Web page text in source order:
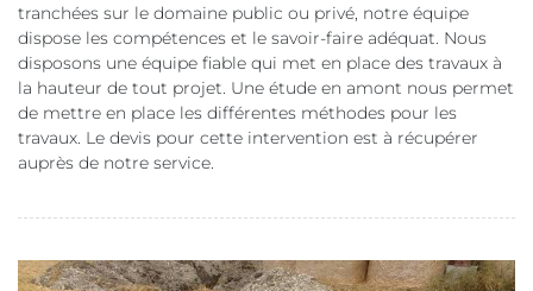
tranchées sur le domaine public ou privé, notre équipe
dispose les compétences et le savoir-faire adéquat. Nous
disposons une équipe fiable qui met en place des travaux à
la hauteur de tout projet. Une étude en amont nous permet
de mettre en place les différentes méthodes pour les
travaux. Le devis pour cette intervention est à récupérer
auprès de notre service.